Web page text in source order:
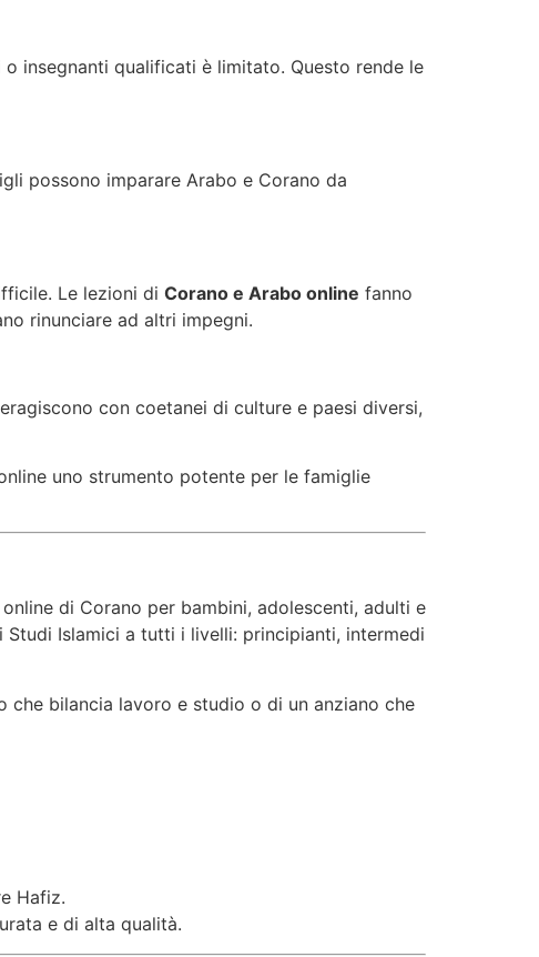
insegnanti qualificati è limitato. Questo rende le
possono imparare Arabo e Corano da
Le lezioni di Corano e Arabo online fanno
rinunciare ad altri impegni.
con coetanei di culture e paesi diversi,
uno strumento potente per le famiglie
di Corano per bambini, adolescenti, adulti e
Studi Islamici a tutti i livelli: principianti, intermedi
bilancia lavoro e studio o di un anziano che
Hafiz.
e di alta qualità.